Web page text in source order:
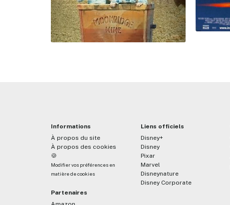
Informations
À propos du site
À propos des cookies
🍪
Modifier vos préférences en
matière de cookies
Partenaires
Liens officiels
Disney+
Disney
Pixar
Marvel
Disneynature
Disney Corporate